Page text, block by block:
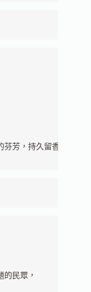
芳，持久留香。
民眾，